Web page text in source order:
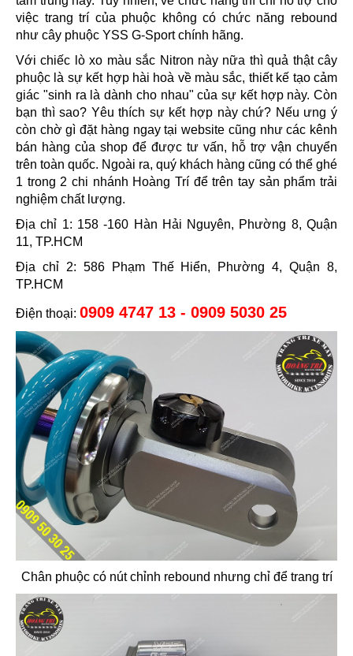
việc trang trí của phuộc không có chức năng rebound
như cây phuộc YSS G-Sport chính hãng.
Với chiếc lò xo màu sắc Nitron này nữa thì quả thật cây
phuộc là sự kết hợp hài hoà về màu sắc, thiết kế tạo cảm
giác "sinh ra là dành cho nhau" của sự kết hợp này. Còn
bạn thì sao? Yêu thích sự kết hợp này chứ? Nếu ưng ý
còn chờ gì đặt hàng ngay tại website cũng như các kênh
bán hàng của shop để được tư vấn, hỗ trợ vận chuyển
trên toàn quốc. Ngoài ra, quý khách hàng cũng có thể ghé
1 trong 2 chi nhánh Hoàng Trí để trên tay sản phẩm trải
nghiệm chất lượng.
Địa chỉ 1: 158 -160 Hàn Hải Nguyên, Phường 8, Quận
11, TP.HCM
Địa chỉ 2: 586 Phạm Thế Hiển, Phường 4, Quận 8,
TP.HCM
Điện thoại: 0909 4747 13 - 0909 5030 25
Chân phuộc có nút chỉnh rebound nhưng chỉ để trang trí